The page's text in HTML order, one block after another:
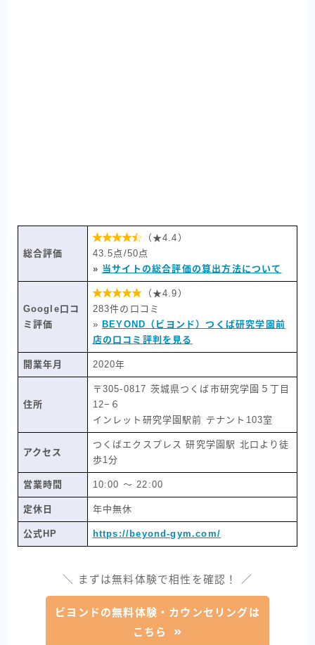
総合評価

（★4.4）
43.5点/50点
» 当サイトの総合評価の算出方法について
Google口コ
ミ評価

（★4.9）
283件の口コミ
» BEYOND（ビヨンド）つくば研究学園前
店の口コミ評判を見る
開業年月 2020年
住所
〒305-0817 茨城県つくば市研究学園５丁目
12−６
インレット研究学園駅前 テナント103室
アクセス
つくばエクスプレス 研究学園駅 北口より徒
歩1分
営業時間 10:00 〜 22:00
定休日 年中無休
公式HP https://beyond-gym.com/
＼ まずは無料体験で相性を確認！ ／
ビヨンドの無料体験・カウンセリングは
こちら